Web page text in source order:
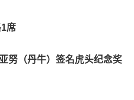
席
努（丹牛）签名虎头纪念奖